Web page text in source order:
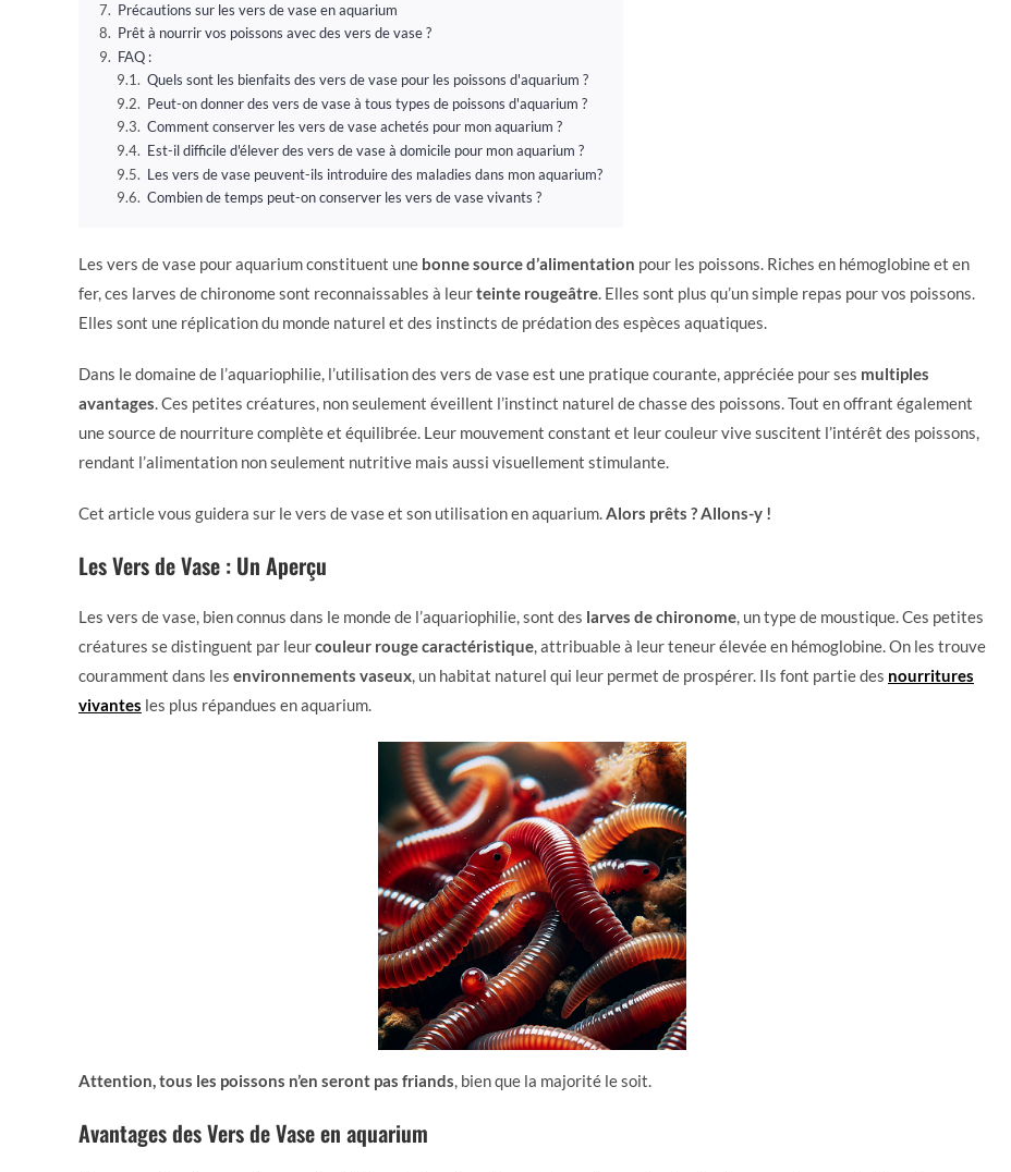
Précautions sur les vers de vase en aquarium
Prêt à nourrir vos poissons avec des vers de vase ?
FAQ :
Quels sont les bienfaits des vers de vase pour les poissons d'aquarium ?
Peut-on donner des vers de vase à tous types de poissons d'aquarium ?
Comment conserver les vers de vase achetés pour mon aquarium ?
Est-il difficile d'élever des vers de vase à domicile pour mon aquarium ?
Les vers de vase peuvent-ils introduire des maladies dans mon aquarium?
Combien de temps peut-on conserver les vers de vase vivants ?
Les vers de vase pour aquarium constituent une bonne source d’alimentation pour les poissons. Riches en hémoglobine et en
fer, ces larves de chironome sont reconnaissables à leurteinte rougeâtre. Elles sont plus qu’un simple repas pour vos poissons.
Elles sont une réplication du monde naturel et des instincts de prédation des espèces aquatiques.
Dans le domaine de l’aquariophilie, l’utilisation des vers de vase est une pratique courante, appréciée pour ses multiples
avantages. Ces petites créatures, non seulement éveillent l’instinct naturel de chasse des poissons. Tout en offrant également
une source de nourriture complète et équilibrée. Leur mouvement constant et leur couleur vive suscitent l’intérêt des poissons,
rendant l’alimentation non seulement nutritive mais aussi visuellement stimulante.
Cet article vous guidera sur le vers de vase et son utilisation en aquarium.Alors prêts ? Allons-y !
Les Vers de Vase : Un Aperçu
Les vers de vase, bien connus dans le monde de l’aquariophilie, sont des larves dechironome, un type de moustique. Ces petites
créatures se distinguent par leurcouleur rouge caractéristique, attribuable à leur teneur élevée en hémoglobine. On les trouve
couramment dans les environnements vaseux, un habitat naturel qui leur permet de prospérer. Ils font partie des nourritures
vivantes les plus répandues en aquarium.
Attention, tous les poissons n’en seront pas friands, bien que la majorité le soit.
Avantages des Vers de Vase en aquarium